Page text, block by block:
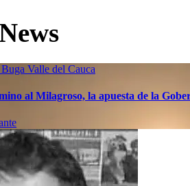
Valle del Cauca
al Milagroso, la apuesta de la